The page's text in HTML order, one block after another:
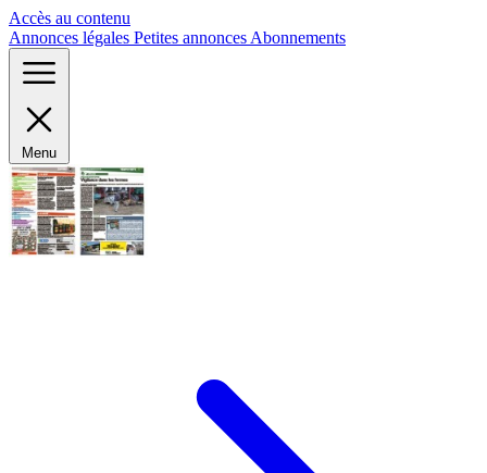
Accès au contenu
Annonces légales Petites annonces Abonnements
Menu
Panneau de gestion des cookies